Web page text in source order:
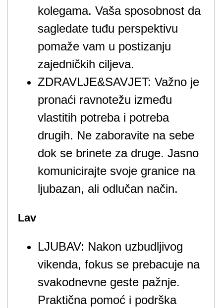
kolegama. Vaša sposobnost da
sagledate tuđu perspektivu
pomaže vam u postizanju
zajedničkih ciljeva.
ZDRAVLJE&SAVJET: Važno je
pronaći ravnotežu između
vlastitih potreba i potreba
drugih. Ne zaboravite na sebe
dok se brinete za druge. Jasno
komunicirajte svoje granice na
ljubazan, ali odlučan način.
Lav
LJUBAV: Nakon uzbudljivog
vikenda, fokus se prebacuje na
svakodnevne geste pažnje.
Praktična pomoć i podrška